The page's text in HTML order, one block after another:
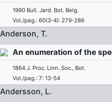
1990 Bull. Jard. Bot. Belg.
Vol./pag.: 60(3-4): 279-286
Anderson, T.
An enumeration of the
1864 J. Proc. Linn. Soc., Bot.
Vol./pag.: 7: 13-54
Andersson, L.